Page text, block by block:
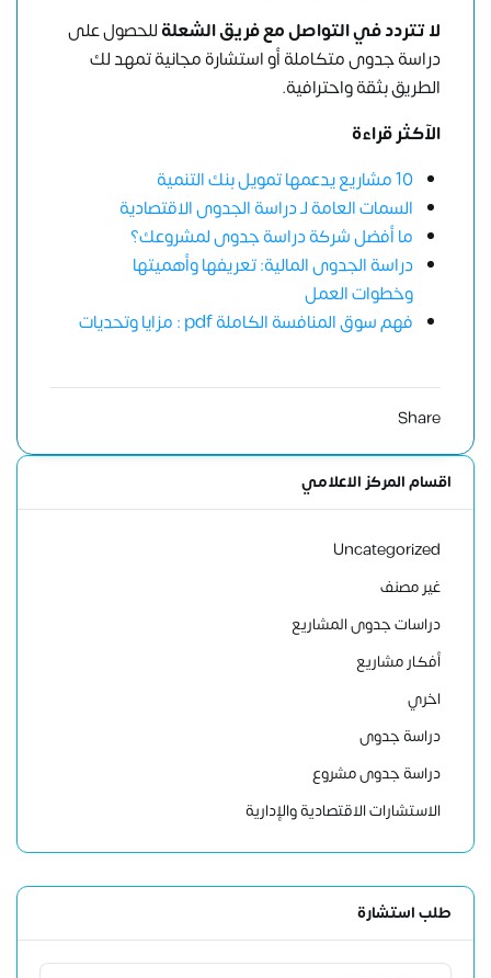
لا تتردد فيالتواصل مع فريق الشعلةللحصول على
دراسة جدوى متكاملة أو استشارة مجانية تمهد لك
الطريق بثقة واحترافية.
الآكثر قراءة
10 مشاريع يدعمها تمويل بنك التنمية
السمات العامة لـ دراسة الجدوى الاقتصادية
ما أفضل شركة دراسة جدوى لمشروعك؟
دراسة الجدوى المالية: تعريفها وأهميتها
وخطوات العمل
فهم سوق المنافسة الكاملة pdf : مزايا وتحديات
Share
اقسام المركز الاعلامي
Uncategorized
غير مصنف
دراسات جدوى المشاريع
أفكار مشاريع
اخري
دراسة جدوى
دراسة جدوى مشروع
الاستشارات الاقتصادية والإدارية
طلب استشارة